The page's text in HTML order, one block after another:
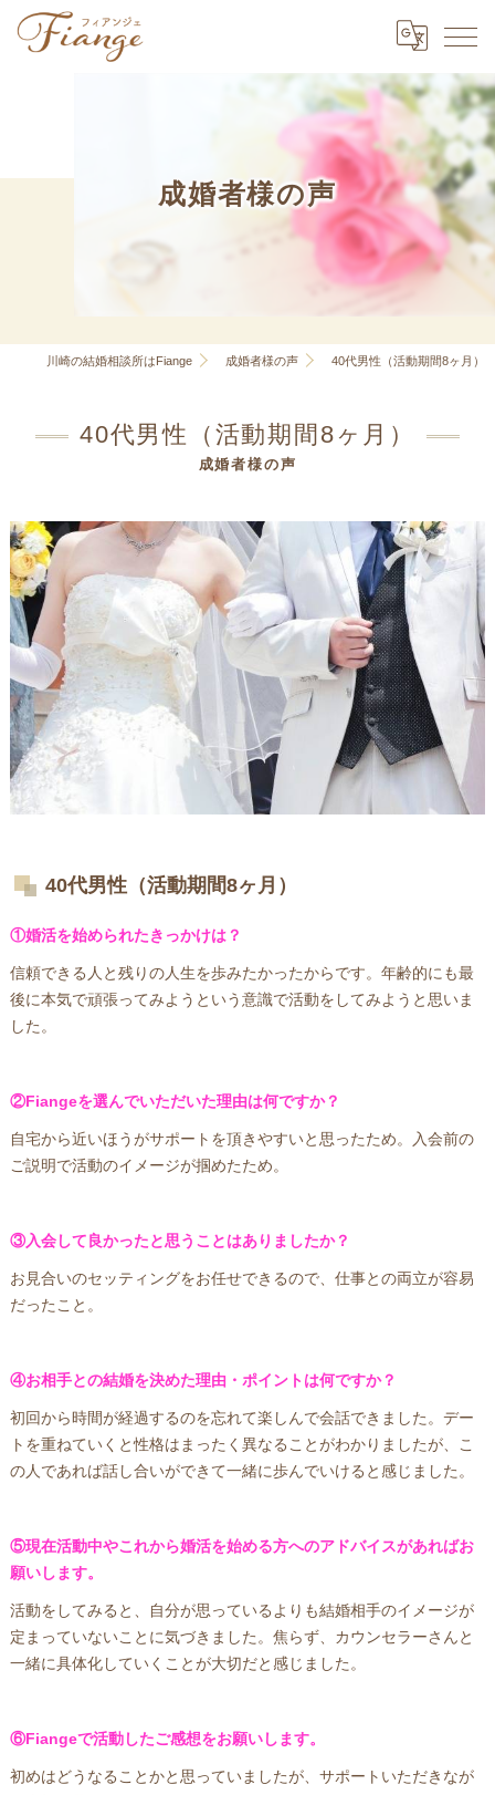
成婚者様の声
川崎の結婚相談所はFiange 成婚者様の声 40代男性（活動期間8ヶ月）
成婚者様の声
40代男性（活動期間8ヶ月）
40代男性（活動期間8ヶ月）
①婚活を始められたきっかけは？
信頼できる人と残りの人生を歩みたかったからです。年齢的にも最
後に本気で頑張ってみようという意識で活動をしてみようと思いま
した。
②Fiangeを選んでいただいた理由は何ですか？
自宅から近いほうがサポートを頂きやすいと思ったため。入会前の
ご説明で活動のイメージが掴めたため。
③入会して良かったと思うことはありましたか？
お見合いのセッティングをお任せできるので、仕事との両立が容易
だったこと。
④お相手との結婚を決めた理由・ポイントは何ですか？
初回から時間が経過するのを忘れて楽しんで会話できました。デー
トを重ねていくと性格はまったく異なることがわかりましたが、こ
の人であれば話し合いができて一緒に歩んでいけると感じました。
⑤現在活動中やこれから婚活を始める方へのアドバイスがあればお
願いします。
活動をしてみると、自分が思っているよりも結婚相手のイメージが
定まっていないことに気づきました。焦らず、カウンセラーさんと
一緒に具体化していくことが大切だと感じました。
⑥Fiangeで活動したご感想をお願いします。
初めはどうなることかと思っていましたが、サポートいただきなが